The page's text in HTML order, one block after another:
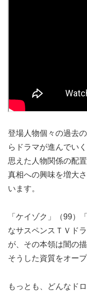
登場人物個々の過去
らドラマが進んでい
思えた人物関係の配
真相への興味を増大
います。
「ケイゾク」（99）
なサスペンスＴＶド
が、その本領は闇の
そうした資質をオー
もっとも、どんなド